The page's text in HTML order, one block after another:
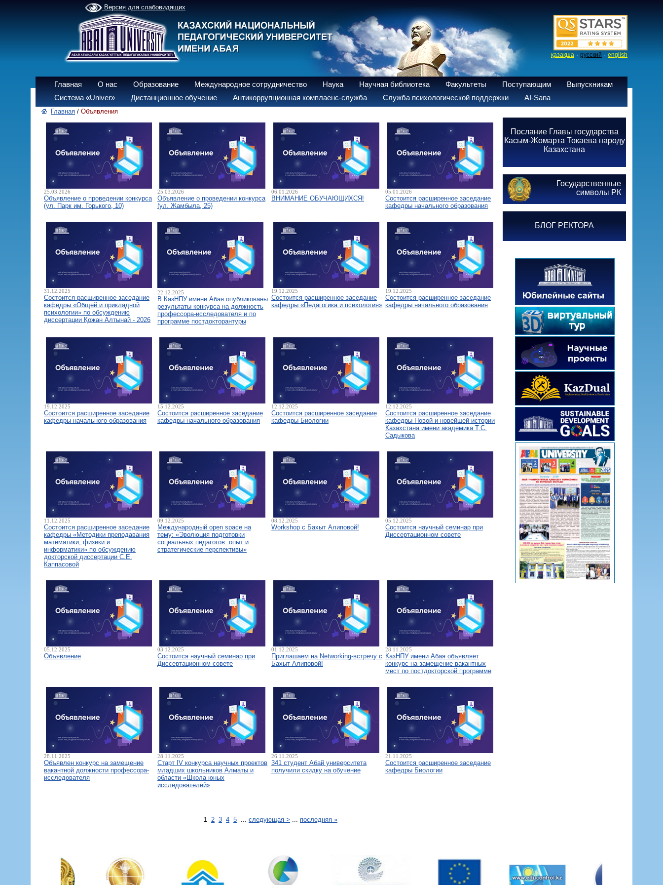
Версия для слабовидящих
қазақша · русский · english
Главная О нас Образование Международное сотрудничество Наука Научная библиотека Факультеты Поступающим
Выпускникам
Система «Univer»
Дистанционное обучение Антикоррупционная комплаенс-служба Служба психологической поддержки AI-Sana
Главная / Объявления
25.03.2026
Объявление о проведении конкурса
(ул. Парк им. Горького, 10)
25.03.2026
Объявление о проведении конкурса
(ул. Жамбыла, 25)
06.01.2026
ВНИМАНИЕ ОБУЧАЮЩИХСЯ!
05.01.2026
Состоится расширенное заседание
кафедры начального образования
31.12.2025
Состоится расширенное заседание
кафедры «Общей и прикладной
психологии» по обсуждению
диссертации Қожан Алтынай - 2026
22.12.2025
В КазНПУ имени Абая опубликованы
результаты конкурса на должность
профессора-исследователя и по
программе постдокторантуры
19.12.2025
Состоится расширенное заседание
кафедры «Педагогика и психология»
19.12.2025
Состоится расширенное заседание
кафедры начального образования
19.12.2025
Состоится расширенное заседание
кафедры начального образования
15.12.2025
Состоится расширенное заседание
кафедры начального образования
12.12.2025
Состоится расширенное заседание
кафедры Биологии
12.12.2025
Состоится расширенное заседание
кафедры Новой и новейшей истории
Казахстана имени академика Т.С.
Садыкова
11.12.2025
Состоится расширенное заседание
кафедры «Методики преподавания
математики, физики и
информатики» по обсуждению
докторской диссертации С.Е.
Каппасовой
09.12.2025
Международный open space на
тему: «Эволюция подготовки
социальных педагогов: опыт и
стратегические перспективы»
08.12.2025
Workshop с Бахыт Алиповой!
05.12.2025
Состоится научный семинар при
Диссертационном совете
05.12.2025
Объявление
03.12.2025
Состоится научный семинар при
Диссертационном совете
01.12.2025
Приглашаем на Networking-встречу с
Бахыт Алиповой!
28.11.2025
КазНПУ имени Абая объявляет
конкурс на замещение вакантных
мест по постдокторской программе
28.11.2025
Объявлен конкурс на замещение
вакантной должности профессора-
исследователя
28.11.2025
Старт IV конкурса научных проектов
младших школьников Алматы и
области «Школа юных
исследователей»
26.11.2025
341 студент Абай университета
получили скидку на обучение
21.11.2025
Состоится расширенное заседание
кафедры Биологии
1 2 3 4 5 ... следующая > ... последняя »
Послание Главы государства
Касым-Жомарта Токаева народу
Казахстана
Государственные
символы РК
БЛОГ РЕКТОРА